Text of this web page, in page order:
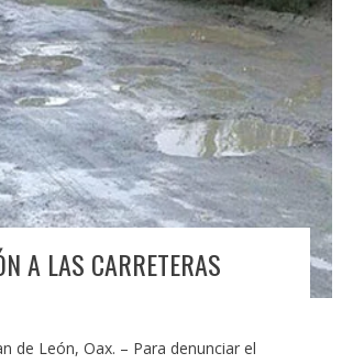
A LAS CARRETERAS
de León, Oax. – Para denunciar el